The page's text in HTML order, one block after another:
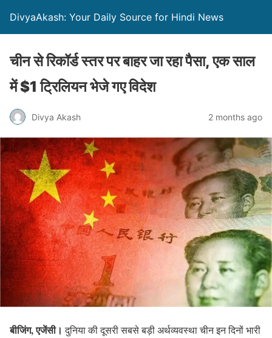
DivyaAkash: Your Daily Source for Hindi News
चीन से रिकॉर्ड स्तर पर बाहर जा रहा पैसा, एक साल
में $1 ट्रिलियन भेजे गए विदेश
Divya Akash 2 months ago
बीजिंग, एजेंसी। दुनिया की दूसरी सबसे बड़ी अर्थव्यवस्था चीन इन दिनों भारी